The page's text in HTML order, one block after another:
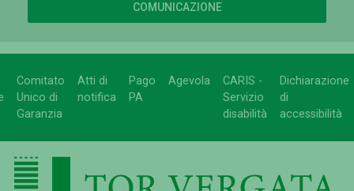
COMUNICAZIONE
Comitato
Unico di
Garanzia
Atti di
notifica
Pago
PA
Agevola
CARIS -
Servizio
disabilità
Dichiarazione
di
accessibilità